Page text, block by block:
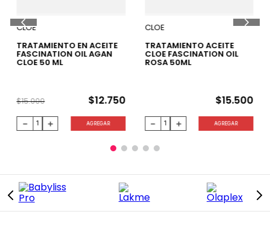
CLOE
TRATAMIENTO EN ACEITE
FASCINATION OIL AGAN
CLOE 50 ML
$15.000 $12.750
＋
－ AGREGAR
CLOE
TRATAMIENTO ACEITE
CLOE FASCINATION OIL
ROSA 50ML
$15.500
＋
－ AGREGAR